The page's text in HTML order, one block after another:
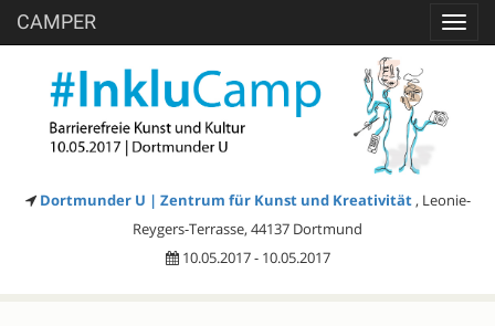
CAMPER
Dortmunder U | Zentrum für Kunst und Kreativität , Leonie-
Reygers-Terrasse, 44137 Dortmund
10.05.2017 - 10.05.2017